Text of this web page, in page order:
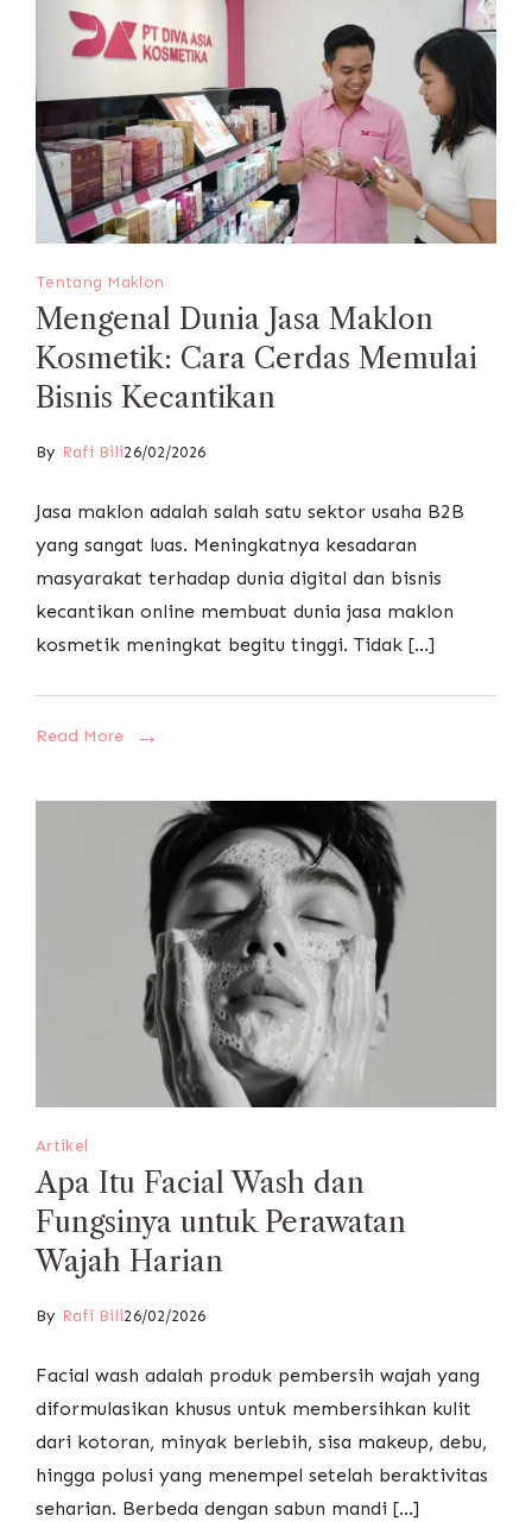
Tentang Maklon
Mengenal Dunia Jasa Maklon
Kosmetik: Cara Cerdas Memulai
Bisnis Kecantikan
By Rafi Bili26/02/2026
Jasa maklon adalah salah satu sektor usaha B2B
yang sangat luas. Meningkatnya kesadaran
masyarakat terhadap dunia digital dan bisnis
kecantikan online membuat dunia jasa maklon
kosmetik meningkat begitu tinggi. Tidak […]
Read More
Artikel
Apa Itu Facial Wash dan
Fungsinya untuk Perawatan
Wajah Harian
By Rafi Bili26/02/2026
Facial wash adalah produk pembersih wajah yang
diformulasikan khusus untuk membersihkan kulit
dari kotoran, minyak berlebih, sisa makeup, debu,
hingga polusi yang menempel setelah beraktivitas
seharian. Berbeda dengan sabun mandi […]